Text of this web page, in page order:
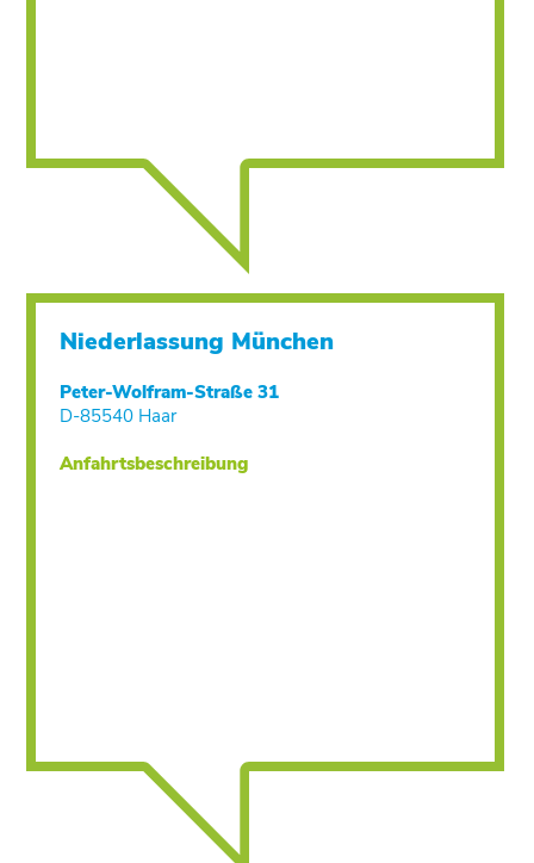
Niederlassung München
Peter-Wolfram-Straße 31
D-85540 Haar
Anfahrtsbeschreibung